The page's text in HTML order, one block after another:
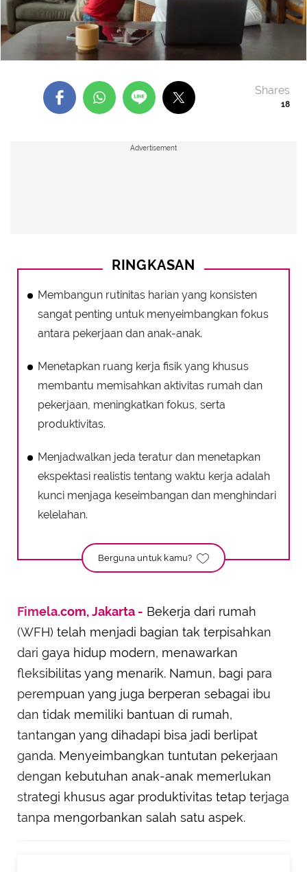
18
Shares
Advertisement
RINGKASAN
Membangun rutinitas harian yang konsisten
sangat penting untuk menyeimbangkan fokus
antara pekerjaan dan anak-anak.
Menetapkan ruang kerja fisik yang khusus
membantu memisahkan aktivitas rumah dan
pekerjaan, meningkatkan fokus, serta
produktivitas.
Menjadwalkan jeda teratur dan menetapkan
ekspektasi realistis tentang waktu kerja adalah
kunci menjaga keseimbangan dan menghindari
kelelahan.
Berguna untuk kamu?
Fimela.com, Jakarta - Bekerja dari rumah
(WFH) telah menjadi bagian tak terpisahkan
dari gaya hidup modern, menawarkan
fleksibilitas yang menarik. Namun, bagi para
perempuan yang juga berperan sebagai ibu
dan tidak memiliki bantuan di rumah,
tantangan yang dihadapi bisa jadi berlipat
ganda. Menyeimbangkan tuntutan pekerjaan
dengan kebutuhan anak-anak memerlukan
strategi khusus agar produktivitas tetap terjaga
tanpa mengorbankan salah satu aspek.